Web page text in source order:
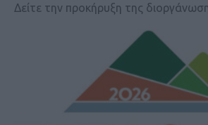
Δείτε την προκήρυξη της